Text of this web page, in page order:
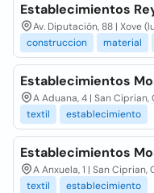
Establecimientos
Av. Diputación, 88 | Xove
construccion
material
Establecimientos
A Aduana, 4 | San
textil
establecimiento
Establecimientos
A Anxuela, 1 | San
textil
establecimiento